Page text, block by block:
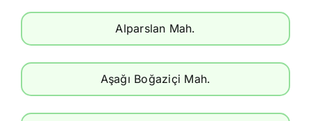
Alparslan Mah.
Aşağı Boğaziçi Mah.